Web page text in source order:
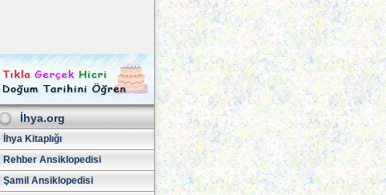
İhya.org
İhya Kitaplığı
Rehber Ansiklopedisi
Şamil Ansiklopedisi